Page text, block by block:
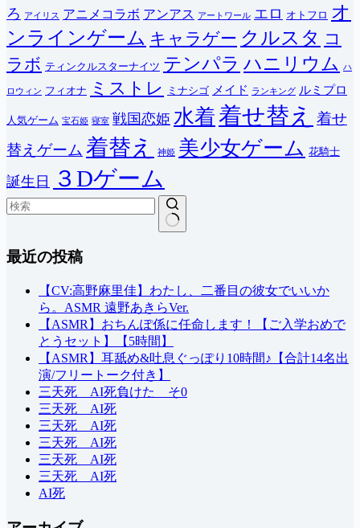
ろ
アイリス アニメコラボ アンアス アートワール エロ オトフロ オ
ンラインゲーム キャラゲー クルスタ コ
ラボ ティンクルスターナイツ テンパラ ハニリウム ハ
ロウィン フィオナ ミストレ ミナシゴ メイド ランキング ルミプロ
人気ゲーム 宝石姫 寝室 戦国恋姫 水着着せ替え
着せ
替えゲーム 着替え 神姫 美少女ゲーム 花騎士
誕生日 ３Dゲーム
果
最近の投稿
【CV:高野麻里佳】わたし、二番目の彼女でいいか
ら。ASMR 遠野あきらVer.
【ASMR】おちんぽ係に任命します！【ご入学おめで
とうセット】【5時間】
【ASMR】耳舐め&吐息ぐっぽり10時間♪【合計14名出
演/フリートーク付き】
三天死 AI死負けた そ0
三天死 AI死
三天死 AI死
三天死 AI死
三天死 AI死
三天死 AI死
AI死